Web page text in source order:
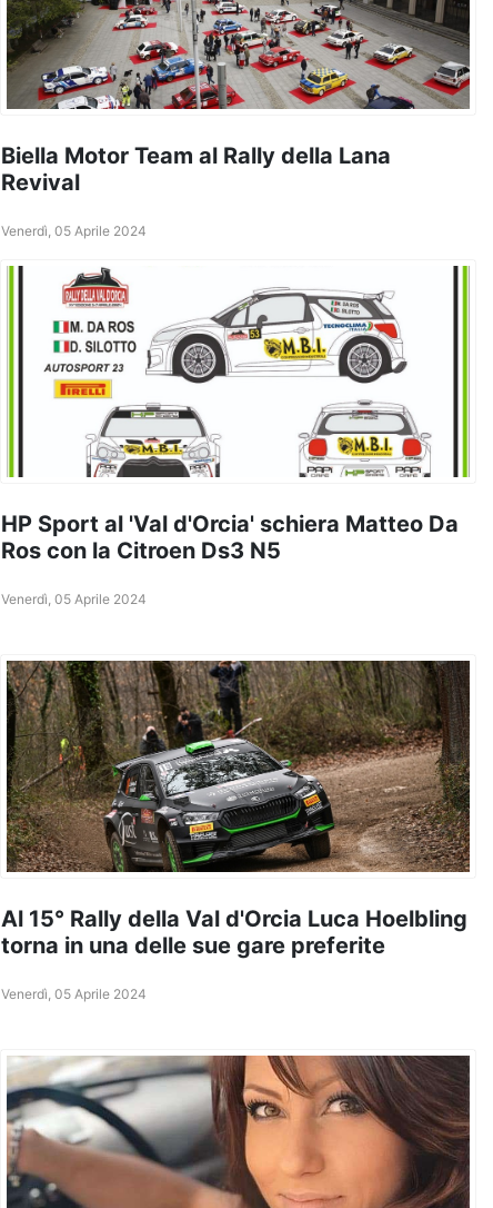
Biella Motor Team al Rally della Lana
Revival
Venerdì, 05 Aprile 2024
HP Sport al 'Val d'Orcia' schiera Matteo Da
Ros con la Citroen Ds3 N5
Venerdì, 05 Aprile 2024
Al 15° Rally della Val d'Orcia Luca Hoelbling
torna in una delle sue gare preferite
Venerdì, 05 Aprile 2024